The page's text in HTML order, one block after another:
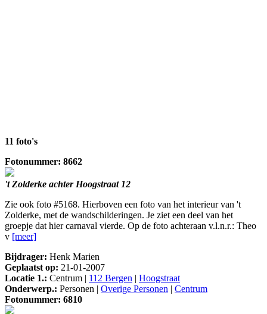
11 foto's
Fotonummer: 8662
't Zolderke achter Hoogstraat 12
Zie ook foto #5168. Hierboven een foto van het interieur van 't
Zolderke, met de wandschilderingen. Je ziet een deel van het
groepje dat hier carnaval vierde. Op de foto achteraan v.l.n.r.: Theo
v [meer]
Bijdrager: Henk Marien
Geplaatst op: 21-01-2007
Locatie 1.: Centrum | 112 Bergen | Hoogstraat
Onderwerp.: Personen | Overige Personen | Centrum
Fotonummer: 6810